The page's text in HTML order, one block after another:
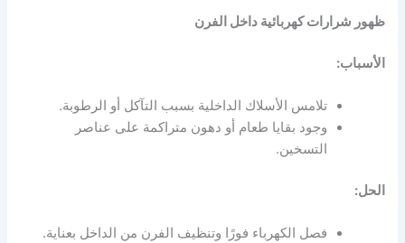
ظهور شرارات كهربائية داخل الفرن
الأسباب:
تلامس الأسلاك الداخلية بسبب التآكل أو الرطوبة.
وجود بقايا طعام أو دهون متراكمة على عناصر
التسخين.
الحل:
فصل الكهرباء فورًا وتنظيف الفرن من الداخل بعناية.